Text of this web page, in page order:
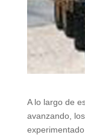
A lo largo de
avanzando,